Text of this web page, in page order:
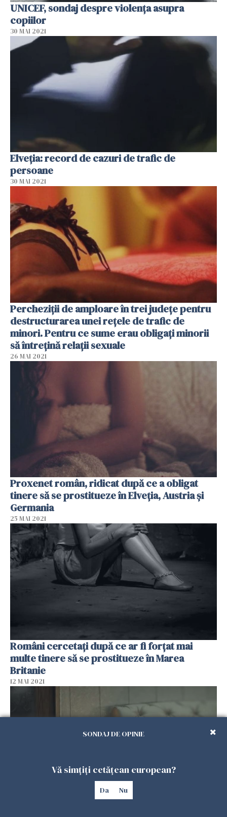
UNICEF, sondaj despre violența asupra
copiilor
30 MAI 2021
Elveția: record de cazuri de trafic de
persoane
30 MAI 2021
Percheziţii de amploare în trei judeţe pentru
destructurarea unei reţele de trafic de
minori. Pentru ce sume erau obligaţi minorii
să întreţină relaţii sexuale
26 MAI 2021
Proxenet român, ridicat după ce a obligat
tinere să se prostitueze în Elveția, Austria și
Germania
25 MAI 2021
Români cercetaţi după ce ar fi forţat mai
multe tinere să se prostitueze în Marea
Britanie
12 MAI 2021
SONDAJ DE OPINIE
Vă simțiți cetățean european?
Da Nu